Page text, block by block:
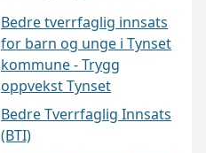
Bedre tverrfaglig innsats
for barn og unge i Tynset
kommune - Trygg
oppvekst Tynset
Bedre Tverrfaglig Innsats
(BTI)